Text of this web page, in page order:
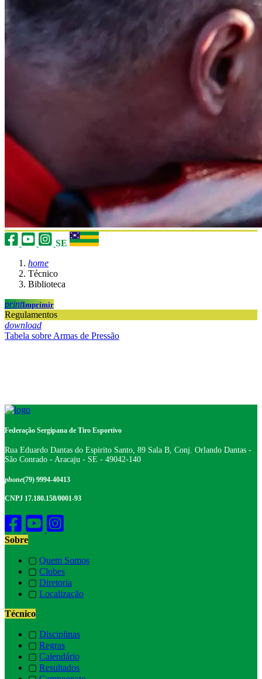
SE
home
Técnico
Biblioteca
printImprimir
Regulamentos
download
Tabela sobre Armas de Pressão
Federação Sergipana de Tiro Esportivo
Rua Eduardo Dantas do Espirito Santo, 89 Sala B, Conj. Orlando Dantas -
São Conrado - Aracaju - SE - 49042-140
phone(79) 9994-40413
CNPJ 17.180.158/0001-93
Sobre
▢ Quem Somos
▢ Clubes
▢ Diretoria
▢ Localização
Técnico
▢ Disciplinas
▢ Regras
▢ Calendário
▢ Resultados